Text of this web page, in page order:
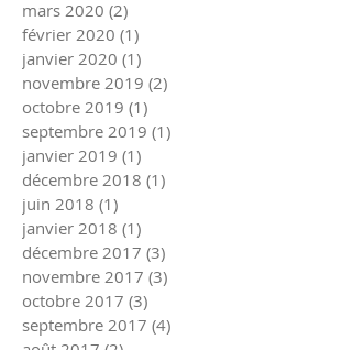
mars 2020 (2)
février 2020 (1)
janvier 2020 (1)
novembre 2019 (2)
octobre 2019 (1)
septembre 2019 (1)
janvier 2019 (1)
décembre 2018 (1)
juin 2018 (1)
janvier 2018 (1)
décembre 2017 (3)
novembre 2017 (3)
octobre 2017 (3)
septembre 2017 (4)